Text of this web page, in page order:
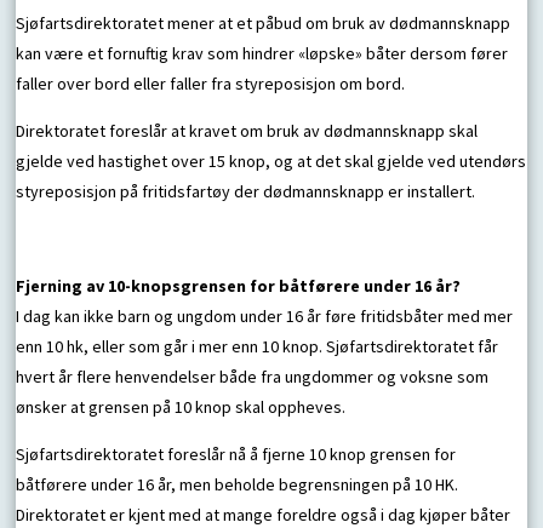
Sjøfartsdirektoratet mener at et påbud om bruk av dødmannsknapp
kan være et fornuftig krav som hindrer «løpske» båter dersom fører
faller over bord eller faller fra styreposisjon om bord.
Direktoratet foreslår at kravet om bruk av dødmannsknapp skal
gjelde ved hastighet over 15 knop, og at det skal gjelde ved utendørs
styreposisjon på fritidsfartøy der dødmannsknapp er installert.
Fjerning av 10-knopsgrensen for båtførere under 16 år?
I dag kan ikke barn og ungdom under 16 år føre fritidsbåter med mer
enn 10 hk, eller som går i mer enn 10 knop. Sjøfartsdirektoratet får
hvert år flere henvendelser både fra ungdommer og voksne som
ønsker at grensen på 10 knop skal oppheves.
Sjøfartsdirektoratet foreslår nå å fjerne 10 knop grensen for
båtførere under 16 år, men beholde begrensningen på 10 HK.
Direktoratet er kjent med at mange foreldre også i dag kjøper båter